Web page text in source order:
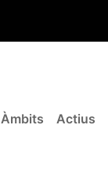
Àmbits Actius